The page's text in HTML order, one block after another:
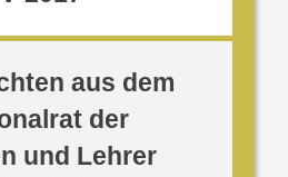
aus dem
der
und Lehrer